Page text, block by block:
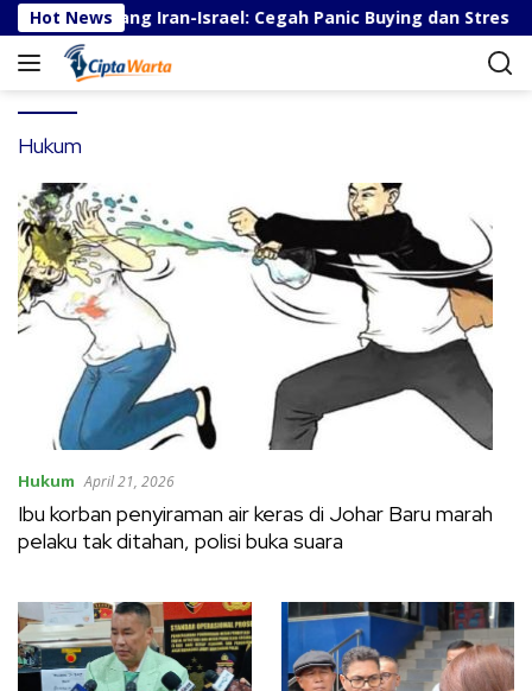
k
Hot News
Berita Perang Iran-Israel: Cegah Panic Buying dan Stres
Hukum
Hukum April 21, 2026
Ibu korban penyiraman air keras di Johar Baru marah
pelaku tak ditahan, polisi buka suara